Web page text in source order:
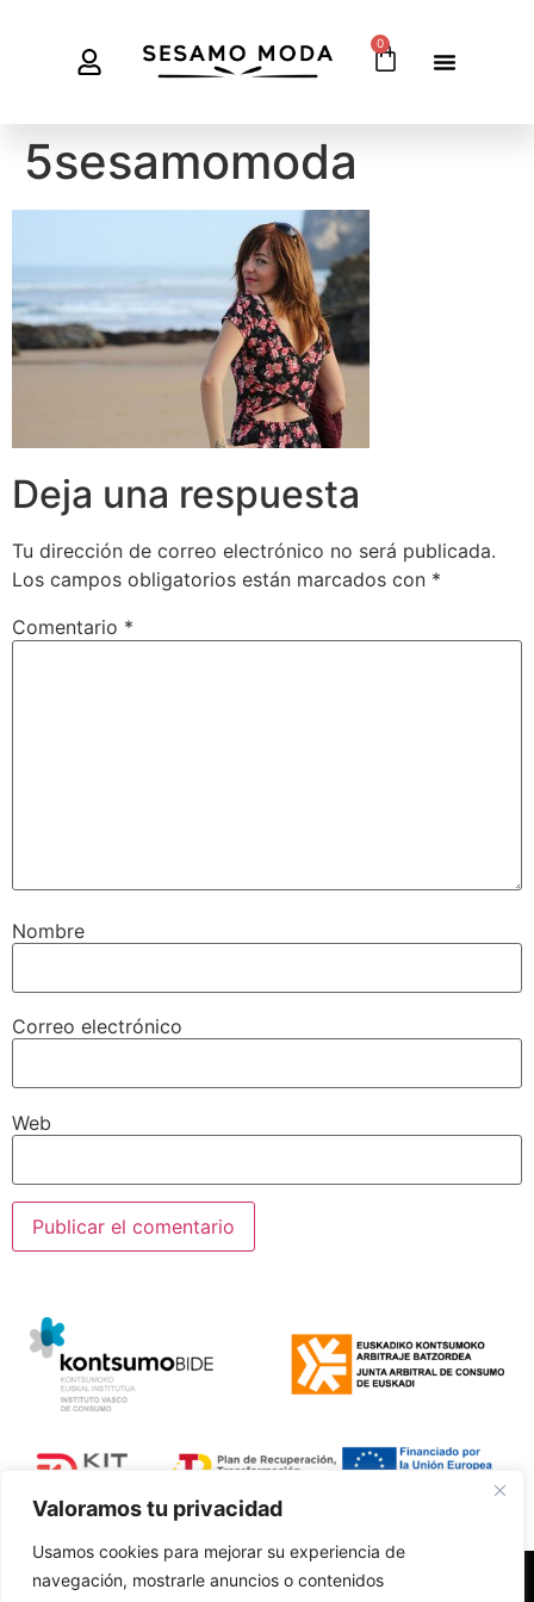
Valoramos tu privacidad
Usamos cookies para mejorar su experiencia de
navegación, mostrarle anuncios o contenidos
0
5sesamomoda
Deja una respuesta
Tu dirección de correo electrónico no será publicada.
Los campos obligatorios están marcados con *
Comentario *
Nombre
Correo electrónico
Web
Polí­tica de Privacidad